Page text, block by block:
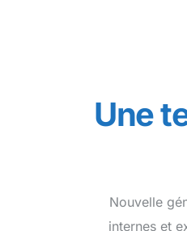
Une
Nouvelle
internes et